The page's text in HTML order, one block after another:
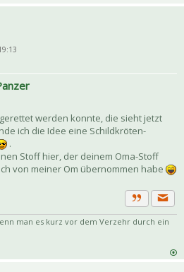
werden konnte, die sieht jetzt
ich die Idee eine Schildkröten-
.
Stoff hier, der deinem Oma-Stoff
von meiner Om übernommen habe
Zitat
man es kurz vor dem Verzehr durch ein